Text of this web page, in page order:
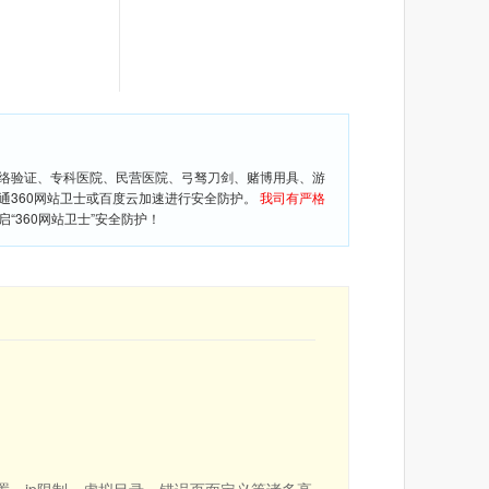
验证、专科医院、民营医院、弓驽刀剑、赌博用具、游
360网站卫士或百度云加速进行安全防护。 我司有严格
网站卫士”安全防护！